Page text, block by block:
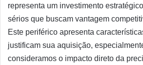
representa um investimento
sérios que buscam vantagem
Este periférico apresenta
justificam sua aquisição,
consideramos o impacto direto da